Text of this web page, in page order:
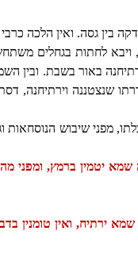
בין גסה. ואין הלכה כרבי
ויבא לחתות בגחלים
באור בשבת. ובין
שנצטננה וירתיחנה,
מפני שיבוש הנוסחאות
יטמין ברמץ, ומפני
ירתיח, ואין טומנין